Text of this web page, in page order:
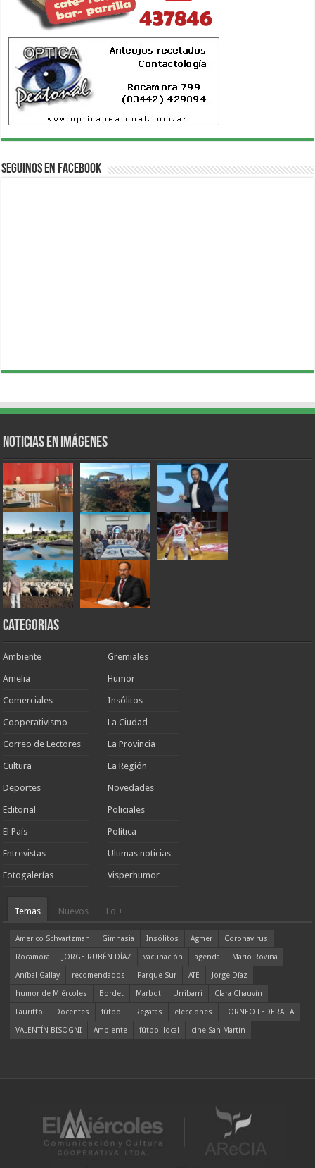
Seguinos en Facebook
Noticias en Imágenes
Categorias
Ambiente
Amelia
Comerciales
Cooperativismo
Correo de Lectores
Cultura
Deportes
Editorial
El País
Entrevistas
Fotogalerías
Gremiales
Humor
Insólitos
La Ciudad
La Provincia
La Región
Novedades
Policiales
Política
Ultimas noticias
Visperhumor
Temas Nuevos Lo +
Americo Schvartzman Gimnasia Insólitos Agmer
Coronavirus
Rocamora
JORGE RUBÉN DÍAZ vacunación agenda
Mario Rovina
Aníbal Gallay
recomendados Parque Sur ATE
Jorge Díaz
humor de Miércoles
Bordet Marbot Urribarri
Clara Chauvín
Lauritto
Docentes fútbol Regatas elecciones
TORNEO FEDERAL A
VALENTÍN BISOGNI
Ambiente fútbol local cine San Martín